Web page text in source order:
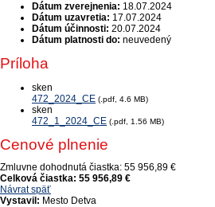
Dátum zverejnenia: 18.07.2024
Dátum uzavretia: 17.07.2024
Dátum účinnosti: 20.07.2024
Dátum platnosti do: neuvedený
Príloha
sken
472_2024_CE (.pdf, 4.6 MB)
sken
472_1_2024_CE (.pdf, 1.56 MB)
Cenové plnenie
Zmluvne dohodnutá čiastka: 55 956,89 €
Celková čiastka: 55 956,89 €
Návrat späť
Vystavil: Mesto Detva